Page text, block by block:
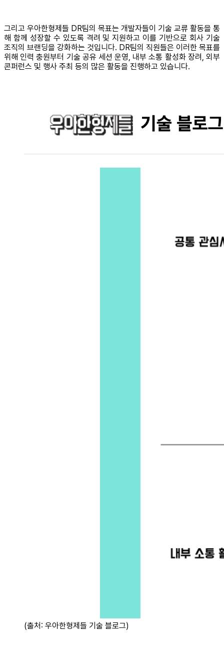
그리고 우아한형제들 DR팀의 목표는 개발자들이 기술 교류 활동을 통
해 함께 성장할 수 있도록 격려 및 지원하고 이를 기반으로 회사 기술
조직의 브랜딩을 강화하는 것입니다. DR팀의 직원들은 이러한 목표를
위해 인력 충원부터 기술 공유 세션 운영, 내부 소통 활성화 장려, 외부
콘퍼런스 및 행사 주최 등의 많은 활동을 진행하고 있습니다.
(출처: 우아한형제들 기술 블로그)